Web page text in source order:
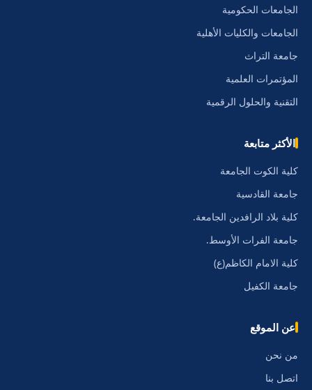
الجامعات الحكومية
الجامعات والكليات الأهلية
جامعة التراث
المؤتمرات العلمية
التقنية والحلول الرقمية
الأكثر متابعة
كلية الكوت الجامعة
جامعة القادسية
كلية بلاد الرافدين الجامعة.
جامعة الفرات الأوسط.
كلية الامام الكاظم(ع)
جامعة الكفيل
عن الموقع
من نحن
اتصل بنا